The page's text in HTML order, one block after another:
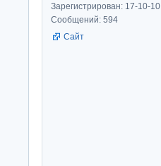
Зарегистрирован: 17-10-10
Сообщений: 594
Сайт